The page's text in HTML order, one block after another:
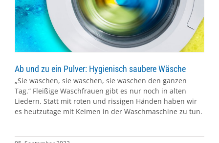
Ab und zu ein Pulver: Hygienisch saubere Wäsche
„Sie waschen, sie waschen, sie waschen den ganzen
Tag.“ Fleißige Waschfrauen gibt es nur noch in alten
Liedern. Statt mit roten und rissigen Händen haben wir
es heutzutage mit Keimen in der Waschmaschine zu tun.